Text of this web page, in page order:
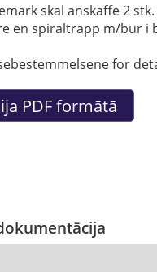
skal anskaffe 2
en spiraltrapp m/bur i
for